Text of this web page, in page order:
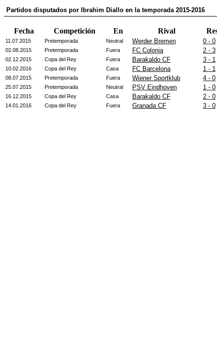
Partidos disputados por Ibrahim Diallo en la temporada 2015-2016
Fecha Competición En Rival
11.07.2015 Pretemporada Neutral Werder Bremen 0 - 0
02.08.2015 Pretemporada Fuera FC Colonia 2 - 3
02.12.2015 Copa del Rey Fuera Barakaldo CF 3 - 1
10.02.2016 Copa del Rey Casa FC Barcelona 1 - 1
08.07.2015 Pretemporada Fuera Wiener Sportklub 4 - 0
25.07.2015 Pretemporada Neutral PSV Eindhoven 1 - 0
16.12.2015 Copa del Rey Casa Barakaldo CF 2 - 0
14.01.2016 Copa del Rey Fuera Granada CF 3 - 0